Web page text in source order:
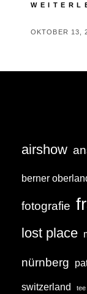
POSTED
OKTOBER 13,
airshow
berner
fotografie
lost place
nürnberg
switzerland tee